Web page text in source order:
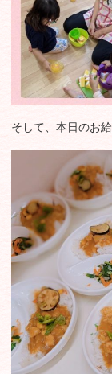
そして、本日のお